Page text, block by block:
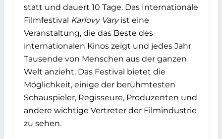
statt und dauert 10 Tage. Das Internationale
Filmfestival Karlovy Varyist eine
Veranstaltung, die das Beste des
internationalen Kinos zeigt und jedes Jahr
Tausende von Menschen aus der ganzen
Welt anzieht. Das Festival bietet die
Möglichkeit, einige der berühmtesten
Schauspieler, Regisseure, Produzenten und
andere wichtige Vertreter der Filmindustrie
zu sehen.